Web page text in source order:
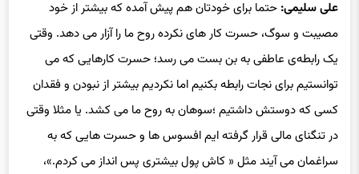
مصیبت و سوگ، حسرت کار های نکرده روح ما را آزار می دهد. وقتی
یک رابطه‌ی عاطفی به بن بست می رسد؛ حسرت کارهایی که می
توانستیم برای نجات رابطه بکنیم اما نکردیم بیشتر از نبودن و فقدان
کسی که دوستش داشتیم ؛سوهان به روح ما می کشد. یا مثلا وقتی
در تنگنای مالی قرار گرفته ایم افسوس ها و حسرت هایی که به
سراغمان می آیند مثل « کاش پول بیشتری پس انداز می کردم.»،
«کاش درآمدم بیشتر از این رقم ها بود.» ما را از درون می فرسایند.